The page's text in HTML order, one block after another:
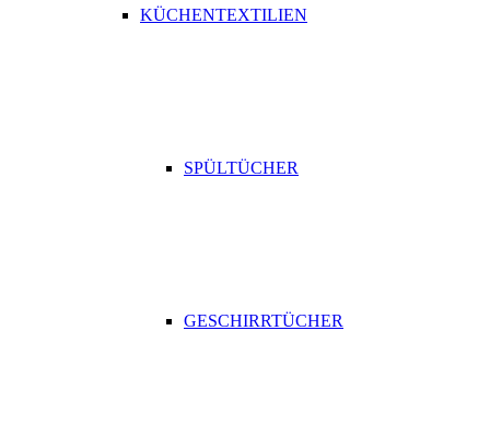
KÜCHENTEXTILIEN
SPÜLTÜCHER
GESCHIRRTÜCHER